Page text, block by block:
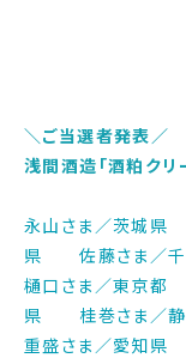
＼ご当選者発表／
浅間酒造「酒粕クリ
永山さま／茨城
県 佐藤さま／
樋口さま／東京
県 桂巻さま／
重盛さま／愛知